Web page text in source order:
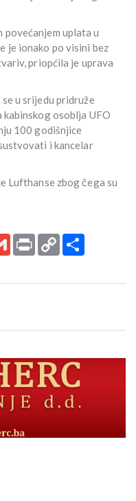
povećanjem uplata u
je ionako po visini bez
priopćila je uprava
u srijedu pridruže
osoblja UFO
100 godišnjice
i kancelar
Lufthanse zbog čega su
Gmail Print Copy
Link